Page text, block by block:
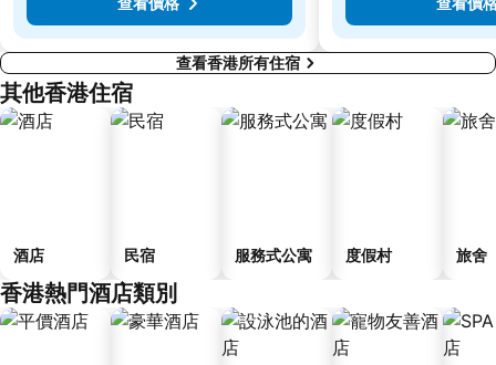
查看香港所有住宿
其他香港住宿
酒店 民宿 服務式公寓 度假村 旅舍
香港熱門酒店類別